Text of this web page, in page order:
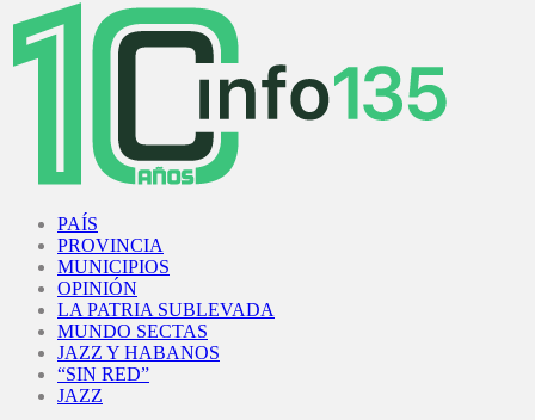
PAÍS
PROVINCIA
MUNICIPIOS
OPINIÓN
LA PATRIA SUBLEVADA
MUNDO SECTAS
JAZZ Y HABANOS
“SIN RED”
JAZZ